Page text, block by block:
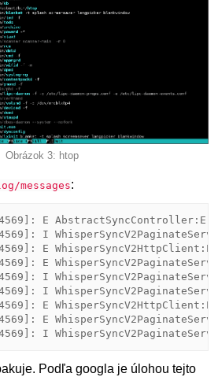
Obrázok 3: htop
messages:
E
I
E
E
I
I
E
E
Podľa googla je úlohou tejto